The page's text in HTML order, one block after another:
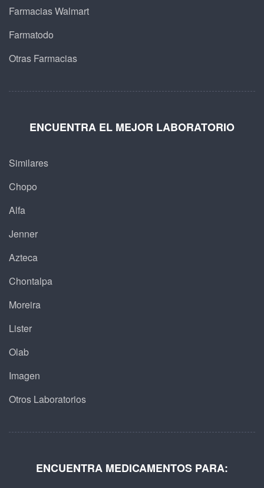
Farmacias Walmart
Farmatodo
Otras Farmacias
ENCUENTRA EL MEJOR LABORATORIO
Similares
Chopo
Alfa
Jenner
Azteca
Chontalpa
Moreira
Lister
Olab
Imagen
Otros Laboratorios
ENCUENTRA MEDICAMENTOS PARA: